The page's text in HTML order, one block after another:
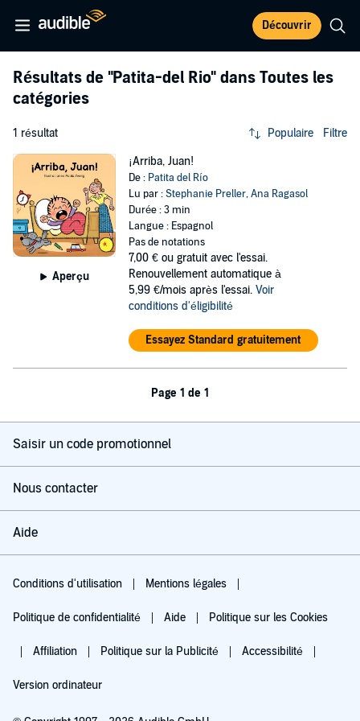
Découvrir
Résultats de "Patita-del Rio" dans Toutes les
catégories
1 résultat Populaire Filtre
Aperçu
¡Arriba, Juan!
De : Patita del Río
Lu par :Stephanie Preller,Ana Ragasol
Durée : 3 min
Langue : Espagnol
Pas de notations
7,00 € ou gratuit avec l'essai.
Renouvellement automatique à
5,99 €/mois après l'essai. Voir
conditions d'éligibilité
Essayez Standard gratuitement
Page 1 de 1
Saisir un code promotionnel
Nous contacter
Aide
Conditions d'utilisation Mentions légales
Politique de confidentialité Aide Politique sur les Cookies
Affiliation Politique sur la Publicité Accessibilité
Version ordinateur